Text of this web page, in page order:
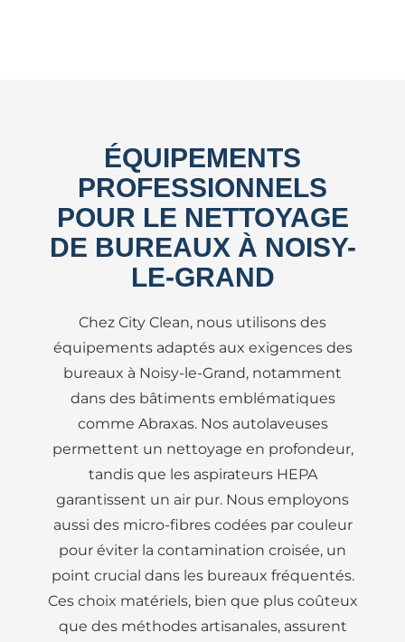
ÉQUIPEMENTS
PROFESSIONNELS
POUR LE NETTOYAGE
DE BUREAUX À NOISY-
LE-GRAND
Chez City Clean, nous utilisons des
équipements adaptés aux exigences des
bureaux à Noisy-le-Grand, notamment
dans des bâtiments emblématiques
comme Abraxas. Nos autolaveuses
permettent un nettoyage en profondeur,
tandis que les aspirateurs HEPA
garantissent un air pur. Nous employons
aussi des micro-fibres codées par couleur
pour éviter la contamination croisée, un
point crucial dans les bureaux fréquentés.
Ces choix matériels, bien que plus coûteux
que des méthodes artisanales, assurent